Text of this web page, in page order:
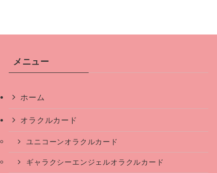
メニュー
ホーム
オラクルカード
ユニコーンオラクルカード
ギャラクシーエンジェルオラクルカード